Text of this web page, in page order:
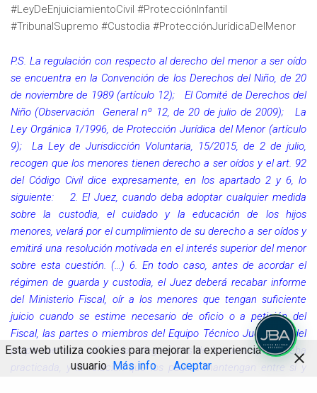
#LeyDeEnjuiciamientoCivil #ProtecciónInfantil
#TribunalSupremo #Custodia #ProtecciónJurídicaDelMenor
P.S. La regulación con respecto al derecho del menor a ser oído
se encuentra en la Convención de los Derechos del Niño, de 20
de noviembre de 1989 (artículo 12); El Comité de Derechos del
Niño (Observación General nº 12, de 20 de julio de 2009); La
Ley Orgánica 1/1996, de Protección Jurídica del Menor (artículo
9); La Ley de Jurisdicción Voluntaria, 15/2015, de 2 de julio,
recogen que los menores tienen derecho a ser oídos y el art. 92
del Código Civil dice expresamente, en los apartado 2 y 6, lo
siguiente: 2. El Juez, cuando deba adoptar cualquier medida
sobre la custodia, el cuidado y la educación de los hijos
menores, velará por el cumplimiento de su derecho a ser oídos y
emitirá una resolución motivada en el interés superior del menor
sobre esta cuestión. (…) 6. En todo caso, antes de acordar el
régimen de guarda y custodia, el Juez deberá recabar informe
del Ministerio Fiscal, oír a los menores que tengan suficiente
juicio cuando se estime necesario de oficio o a petición del
Fiscal, las partes o miembros del Equipo Técnico Judicial, o del
propio menor, y valorar las alegaciones de las partes, la prueba
practicada, y la relación que los padres mantengan entre sí y
Esta web utiliza cookies para mejorar la experiencia de
usuario Más info Aceptar